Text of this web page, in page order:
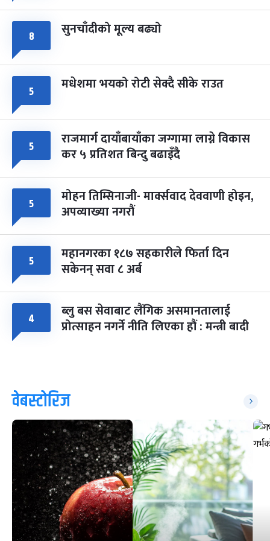
८ सुनचाँदीको मूल्य बढ्यो
५ मधेशमा भयको रोटी सेक्दै सीके राउत
५ राजमार्ग दायाँबायाँका जग्गामा लाग्ने विकास
कर ५ प्रतिशत बिन्दु बढाइँदै
५ मोहन तिम्सिनाजी- मार्क्सवाद देववाणी होइन,
अपव्याख्या नगरौं
५ महानगरका १८७ सहकारीले फिर्ता दिन
सकेनन् सवा ८ अर्ब
४ ब्लु बस सेवाबाट लैंगिक असमानतालाई
प्रोत्साहन नगर्ने नीति लिएका हौं : मन्त्री बादी
वेबस्टोरिज